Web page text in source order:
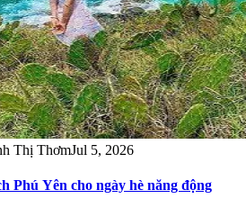
Thị ThơmJul 5, 2026
Phú Yên cho ngày hè năng động